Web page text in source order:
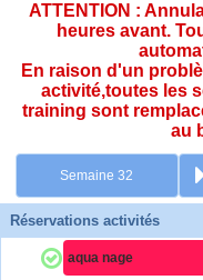
ATTENTION :
heures avant.
En raison d'un
activité,toutes les
training sont
au
Réservations activités
aqua nage